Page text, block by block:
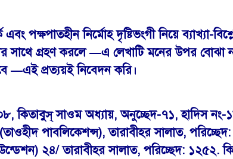
পক্ষপাতহীন নির্মোহ দৃষ্টিভংগী নিয়ে ব্যাখ্যা-
সাথে গ্রহণ করলে —এ লেখাটি মনের উপর বোঝা না
—এই প্রত্যয়ই নিবেদন করি।
কিতাবুস্ সাওম অধ্যায়, অনুচ্ছেদ-৭১, হাদিস
পাবলিকেশন্স), তারাবীহর সালাত,
২৪/ তারাবীহর সালাত, পরিচ্ছেদ: ১২৫২.